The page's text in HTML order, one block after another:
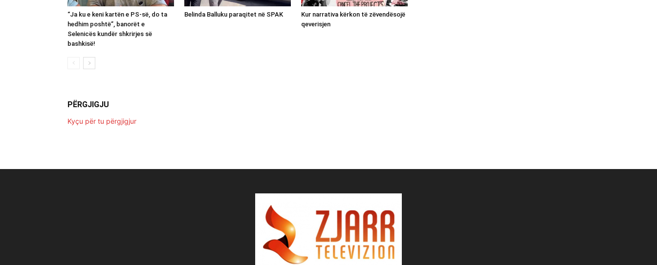
“Ja ku e keni kartën e PS-së, do ta
hedhim poshtë”, banorët e
Selenicës kundër shkrirjes së
bashkisë!
Belinda Balluku paraqitet në SPAK
Kur narrativa kërkon të zëvendësojë
qeverisjen
PËRGJIGJU
Kyçu për tu përgjigjur